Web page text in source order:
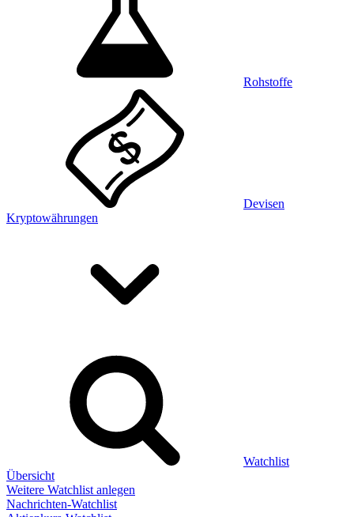
Rohstoffe
Devisen
Kryptowährungen
Watchlist
Übersicht
Weitere Watchlist anlegen
Nachrichten-Watchlist